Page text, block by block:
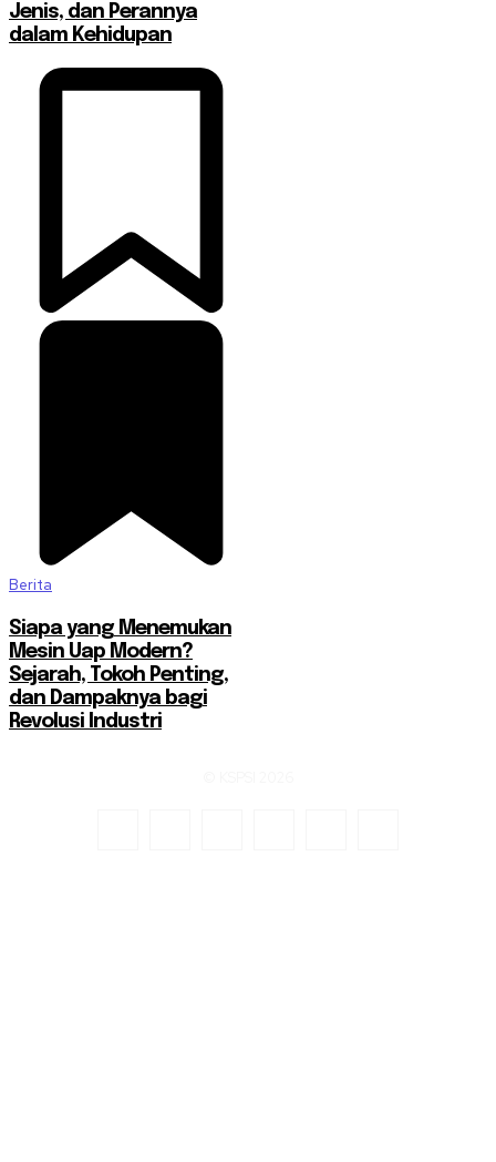
Jenis, dan Perannya
dalam Kehidupan
Berita
Siapa yang Menemukan
Mesin Uap Modern?
Sejarah, Tokoh Penting,
dan Dampaknya bagi
Revolusi Industri